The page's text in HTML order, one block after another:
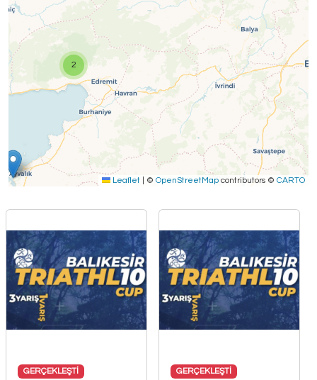
2
Leaflet © OpenStreetMap contributors © CARTO
GERÇEKLEŞTİ GERÇEKLEŞTİ